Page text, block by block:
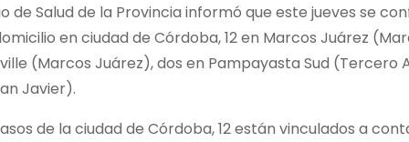
de Salud de la Provincia informó que este jueves se
en ciudad de Córdoba, 12 en Marcos Juárez
(Marcos Juárez), dos en Pampayasta Sud
Javier).
de la ciudad de Córdoba, 12 están vinculados a